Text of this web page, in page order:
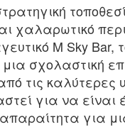
χαλαρωτικό
M Sky Bar,
μια σχολαστική
τις καλύτερες
για να
για